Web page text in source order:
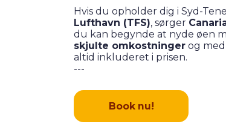
Hvis du opholder dig i Syd-
Lufthavn (TFS), sørger
du kan begynde at nyde øen
skjulte omkostninger og med
altid inkluderet i prisen.
---
Book nu!